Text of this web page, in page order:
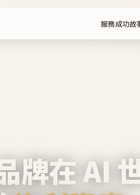
服務成功故
牌在 AI